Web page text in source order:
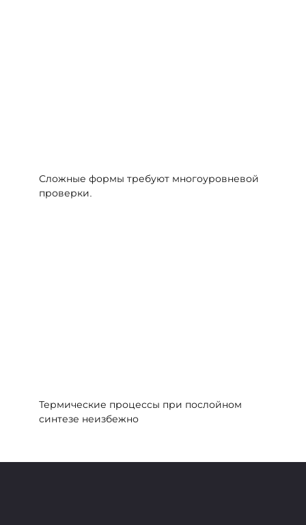
Сложные формы требуют многоуровневой
проверки.
Термические процессы при послойном
синтезе неизбежно